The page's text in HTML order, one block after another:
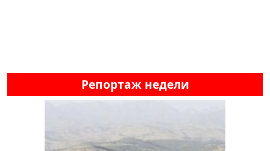
Репортаж недели